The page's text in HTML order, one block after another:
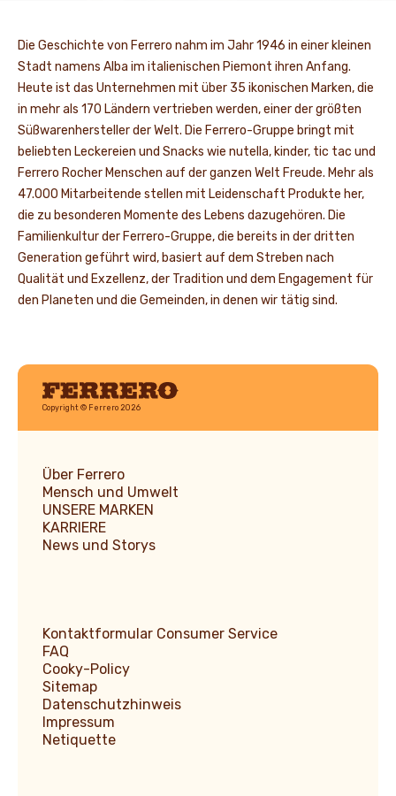
Die Geschichte von Ferrero nahm im Jahr 1946 in einer kleinen
Stadt namens Alba im italienischen Piemont ihren Anfang.
Heute ist das Unternehmen mit über 35 ikonischen Marken, die
in mehr als 170 Ländern vertrieben werden, einer der größten
Süßwarenhersteller der Welt. Die Ferrero-Gruppe bringt mit
beliebten Leckereien und Snacks wie nutella, kinder, tic tac und
Ferrero Rocher Menschen auf der ganzen Welt Freude. Mehr als
47.000 Mitarbeitende stellen mit Leidenschaft Produkte her,
die zu besonderen Momente des Lebens dazugehören. Die
Familienkultur der Ferrero-Gruppe, die bereits in der dritten
Generation geführt wird, basiert auf dem Streben nach
Qualität und Exzellenz, der Tradition und dem Engagement für
den Planeten und die Gemeinden, in denen wir tätig sind.
Ferrero
Copyright © Ferrero 2026
Über Ferrero
Mensch und Umwelt
UNSERE MARKEN
KARRIERE
News und Storys
Kontaktformular Consumer Service
FAQ
Cooky-Policy
Sitemap
Datenschutzhinweis
Impressum
Netiquette